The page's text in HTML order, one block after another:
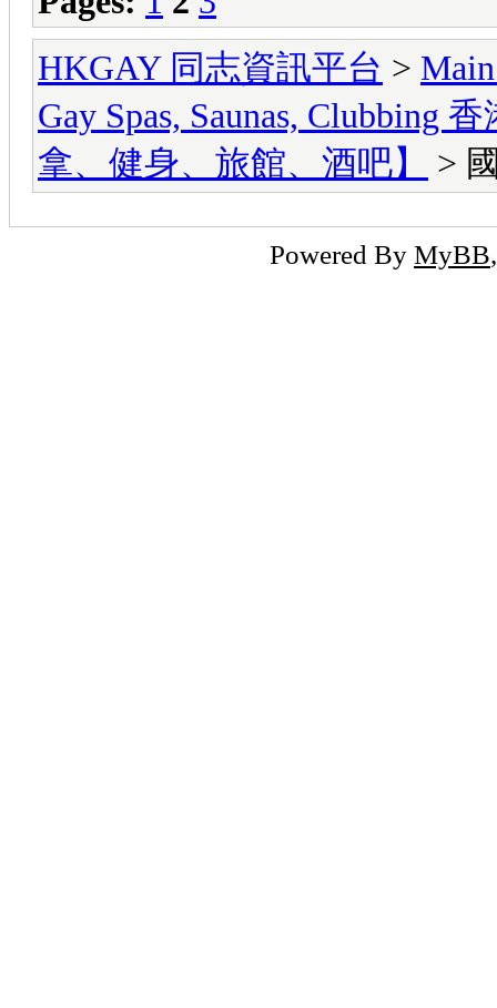
HKGAY 同志資訊平台 >
Gay Spas, Saunas, Clubbing
拿、健身、旅館、酒吧】
>
Powered By MyBB